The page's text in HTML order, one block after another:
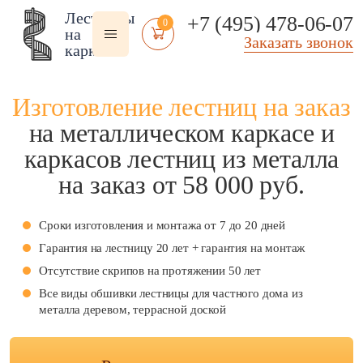
Лестницы
на
каркасе
0 +7 (495) 478-06-07
Заказать звонок
Помещение:
Чердачные на заказ
Чердачные
винтовые
Лестницы на
веранду
Тип
лестницы:
листа
Технические
Складские
Фасадные
Стиль:
Американский
В стиле арт деко
В стиле модерн
Современные
Изготовление лестниц на заказ
на металлическом каркасе и
каркасов лестниц из металла
на заказ от 58 000 руб.
Сроки изготовления и монтажа от 7 до 20 дней
Гарантия на лестницу 20 лет + гарантия на монтаж
Отсутствие скрипов на протяжении 50 лет
Все виды обшивки лестницы для частного дома из
металла деревом, террасной доской